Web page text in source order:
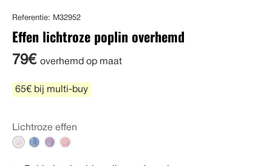
Referentie: M32952
Effen lichtroze poplin overhemd
79€ overhemd op maat
65€ bij multi-buy
Lichtroze effen